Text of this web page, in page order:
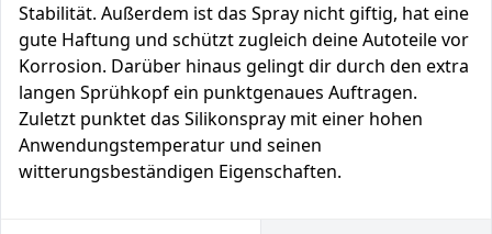
Stabilität. Außerdem ist das Spray nicht giftig, hat eine
gute Haftung und schützt zugleich deine Autoteile vor
Korrosion. Darüber hinaus gelingt dir durch den extra
langen Sprühkopf ein punktgenaues Auftragen.
Zuletzt punktet das Silikonspray mit einer hohen
Anwendungstemperatur und seinen
witterungsbeständigen Eigenschaften.